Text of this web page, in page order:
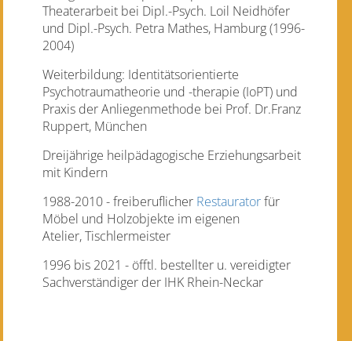
Theaterarbeit bei Dipl.-Psych. Loil Neidhöfer
und Dipl.-Psych. Petra Mathes, Hamburg (1996-
2004)
Weiterbildung: Identitätsorientierte
Psychotraumatheorie und -therapie (IoPT) und
Praxis der Anliegenmethode bei Prof. Dr.Franz
Ruppert, München
Dreijährige heilpädagogische Erziehungsarbeit
mit Kindern
1988-2010 - freiberuflicher Restauratorfür
Möbel und Holzobjekte im eigenen
Atelier, Tischlermeister
1996 bis 2021 - öfftl. bestellter u. vereidigter
Sachverständiger der IHK Rhein-Neckar